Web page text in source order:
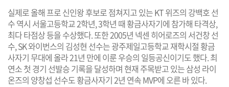
실제로 올해 프로 신인왕 후보로 점쳐지고 있는 KT 위즈의 강백호 선
수 역시 서울고등학교 2학년, 3학년 때 황금사자기에 참가해 타격상,
최다 타점상 등을 수상했다. 또한 2005년 넥센 히어로즈의 서건창 선
수, SK 와이번스의 김성현 선수는 광주제일고등학교 재학시절 황금
사자기 무대에 올라 21년 만에 이룬 우승의 일등공신이기도 했다. 최
연소 첫 경기 선발승 기록을 달성하며 현재 주목받고 있는 삼성 라이
온즈의 양창섭 선수도 황금사자기 2년 연속 MVP에 오른 바 있다.